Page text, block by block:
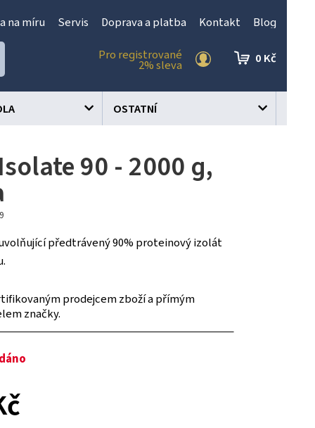
na míru Servis Doprava a platba Kontakt Blog
Pro registrované
2% sleva
0 Kč
OSTATNÍ
90 - 2000 g,
předtrávený 90% proteinový izolát
prodejcem zboží a přímým
značky.